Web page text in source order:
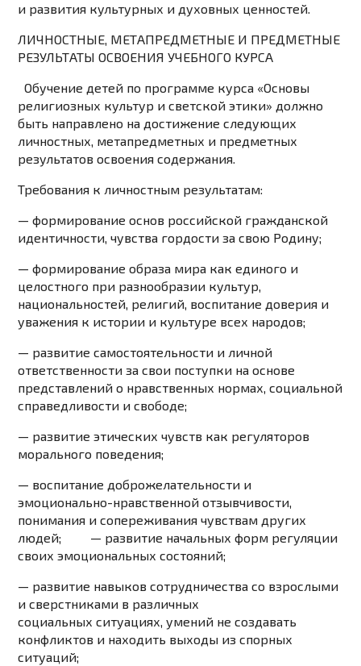
и развития культурных и духовных ценностей.
ЛИЧНОСТНЫЕ, МЕТАПРЕДМЕТНЫЕ И ПРЕДМЕТНЫЕ
РЕЗУЛЬТАТЫ ОСВОЕНИЯ УЧЕБНОГО КУРСА
Обучение детей по программе курса «Основы
религиозных культур и светской этики» должно
быть направлено на достижение следующих
личностных, метапредметных и предметных
результатов освоения содержания.
Требования к личностным результатам:
— формирование основ российской гражданской
идентичности, чувства гордости за свою Родину;
— формирование образа мира как единого и
целостного при разнообразии культур,
национальностей, религий, воспитание доверия и
уважения к истории и культуре всех народов;
— развитие самостоятельности и личной
ответственности за свои поступки на основе
представлений о нравственных нормах, социальной
справедливости и свободе;
— развитие этических чувств как регуляторов
морального поведения;
— воспитание доброжелательности и
эмоционально-нравственной отзывчивости,
понимания и сопереживания чувствам других
людей; — развитие начальных форм регуляции
своих эмоциональных состояний;
— развитие навыков сотрудничества со взрослыми
и сверстниками в различных
социальных ситуациях, умений не создавать
конфликтов и находить выходы из спорных
ситуаций;